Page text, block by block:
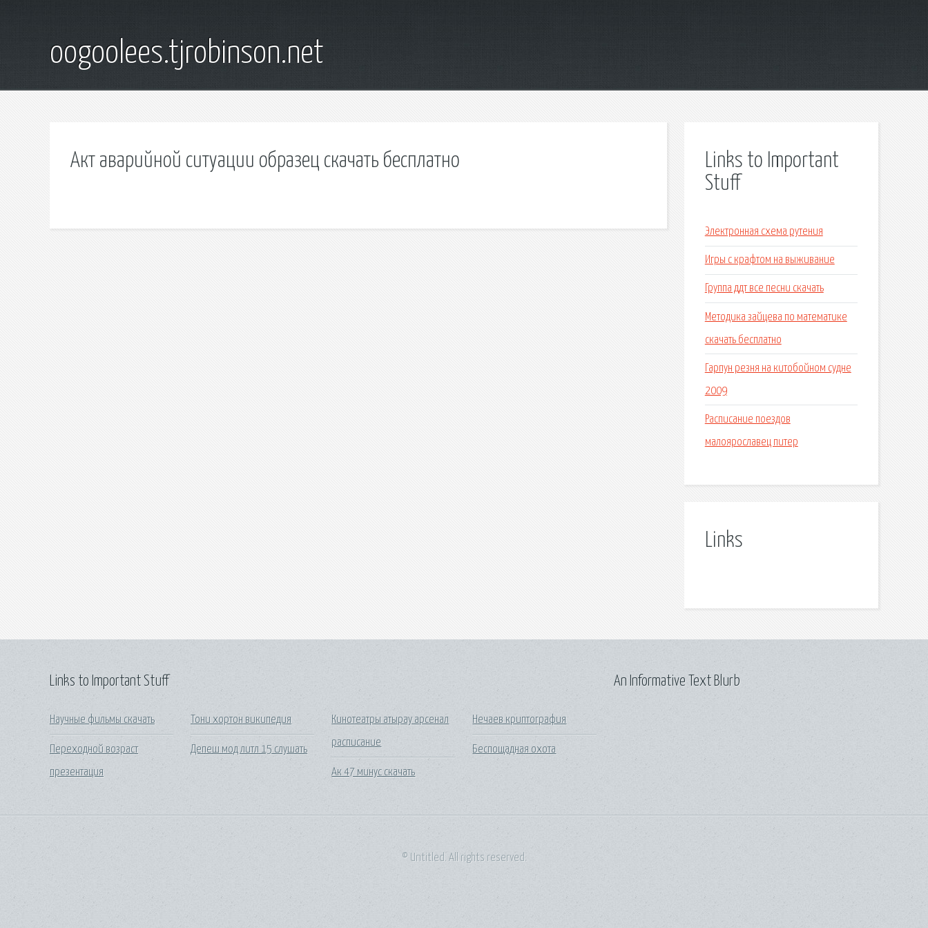
oogoolees.tjrobinson.net
Акт аварийной ситуации образец скачать бесплатно
Links to Important
Stuff
Электронная схема рутения
Игры с крафтом на выживание
Группа ддт все песни скачать
Методика зайцева по математике
скачать бесплатно
Гарпун резня на китобойном судне
2009
Расписание поездов
малоярославец питер
Links
Links to Important Stuff
Научные фильмы скачать
Переходной возраст
презентация
Тони хортон википедия
Депеш мод литл 15 слушать
Кинотеатры атырау арсенал
расписание
Ак 47 минус скачать
Нечаев криптография
Беспощадная охота
An Informative Text Blurb
© Untitled. All rights reserved.